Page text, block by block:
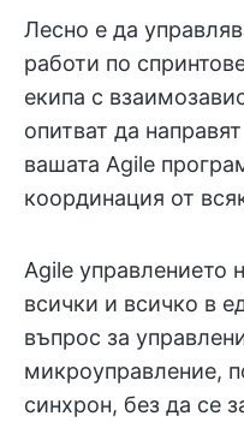
Лесно е да
работи по
екипа с
опитват да
вашата Agile
координация от
Agile управлението
всички и всичко в
въпрос за
микроуправление,
синхрон, без да се